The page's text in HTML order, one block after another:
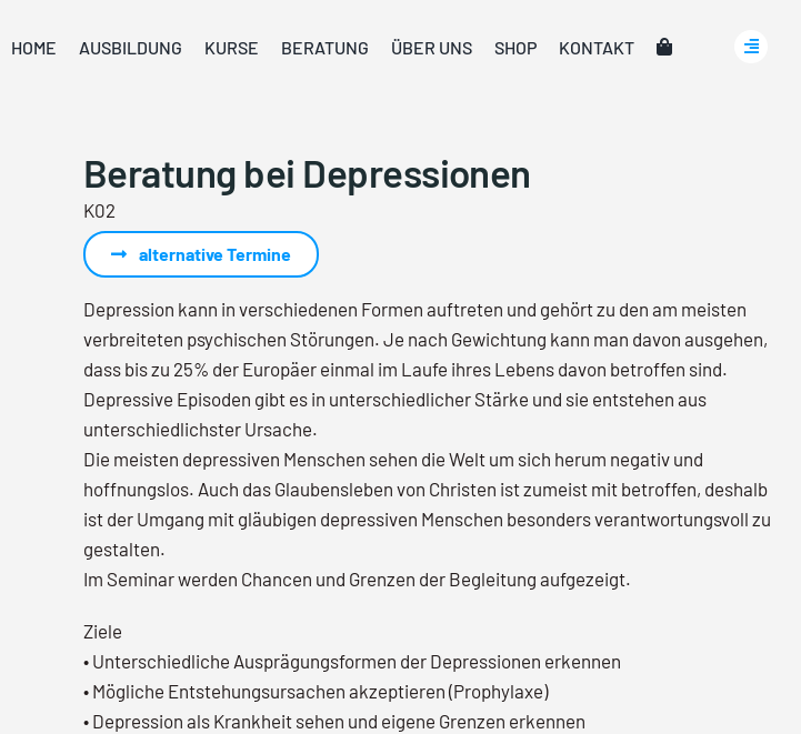
HOME AUSBILDUNG KURSE BERATUNG ÜBER UNS SHOP KONTAKT
Beratung bei Depressionen
K02
alternative Termine
Depression kann in verschiedenen Formen auftreten und gehört zu den am meisten
verbreiteten psychischen Störungen. Je nach Gewichtung kann man davon ausgehen,
dass bis zu 25% der Europäer einmal im Laufe ihres Lebens davon betroffen sind.
Depressive Episoden gibt es in unterschiedlicher Stärke und sie entstehen aus
unterschiedlichster Ursache.
Die meisten depressiven Menschen sehen die Welt um sich herum negativ und
hoffnungslos. Auch das Glaubensleben von Christen ist zumeist mit betroffen, deshalb
ist der Umgang mit gläubigen depressiven Menschen besonders verantwortungsvoll zu
gestalten.
Im Seminar werden Chancen und Grenzen der Begleitung aufgezeigt.
Ziele
• Unterschiedliche Ausprägungsformen der Depressionen erkennen
• Mögliche Entstehungsursachen akzeptieren (Prophylaxe)
• Depression als Krankheit sehen und eigene Grenzen erkennen